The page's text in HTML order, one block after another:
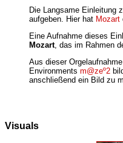
Die Langsame Einleitung
aufgeben. Hier hat Mozart
Eine Aufnahme dieses
Mozart, das im Rahmen
Aus dieser
Environments m@zeº2
anschließend ein Bild zu
Visuals